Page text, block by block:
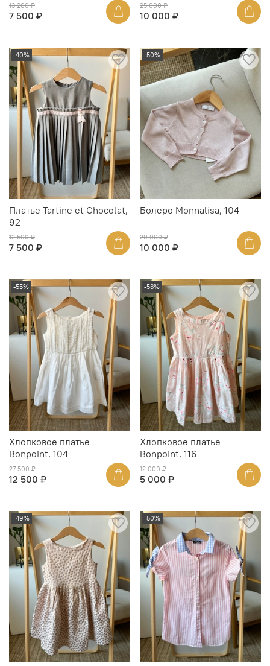
13 200 ₽
7 500 ₽
25 000 ₽
10 000 ₽
-40%
Платье Tartine et Chocolat,
92
12 500 ₽
7 500 ₽
-50%
Болеро Monnalisa, 104
20 000 ₽
10 000 ₽
-55%
Хлопковое платье
Bonpoint, 104
27 500 ₽
12 500 ₽
-58%
Хлопковое платье
Bonpoint, 116
12 000 ₽
5 000 ₽
-49% -50%